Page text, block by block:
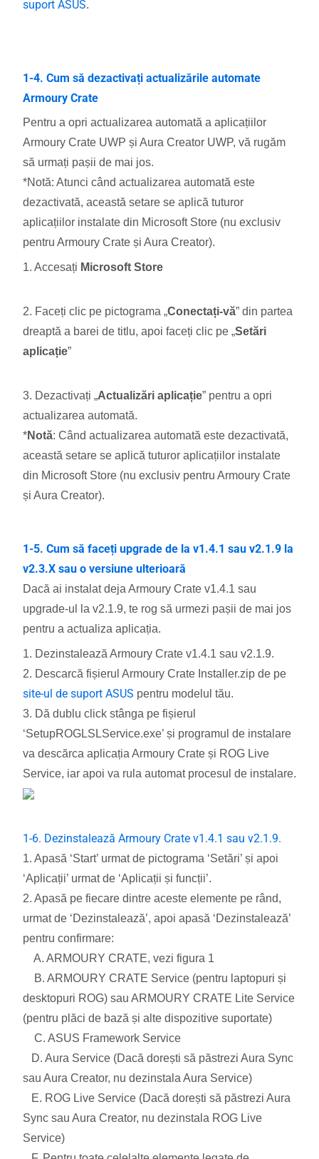
suport ASUS.
1-4. Cum să dezactivați actualizările automate
Armoury Crate
Pentru a opri actualizarea automată a aplicațiilor
Armoury Crate UWP și Aura Creator UWP, vă rugăm
să urmați pașii de mai jos.
*Notă: Atunci când actualizarea automată este
dezactivată, această setare se aplică tuturor
aplicațiilor instalate din Microsoft Store (nu exclusiv
pentru Armoury Crate și Aura Creator).
1. Accesați Microsoft Store
2. Faceți clic pe pictograma „Conectați-vă” din partea
dreaptă a barei de titlu, apoi faceți clic pe „Setări
aplicație”
3. Dezactivați „Actualizări aplicație” pentru a opri
actualizarea automată.
*Notă: Când actualizarea automată este dezactivată,
această setare se aplică tuturor aplicațiilor instalate
din Microsoft Store (nu exclusiv pentru Armoury Crate
și Aura Creator).
1-5. Cum să faceți upgrade de la v1.4.1 sau v2.1.9 la
v2.3.X sau o versiune ulterioară
Dacă ai instalat deja Armoury Crate v1.4.1 sau
upgrade-ul la v2.1.9, te rog să urmezi pașii de mai jos
pentru a actualiza aplicația.
1. Dezinstalează Armoury Crate v1.4.1 sau v2.1.9.
2. Descarcă fișierul Armoury Crate Installer.zip de pe
site-ul de suport ASUS pentru modelul tău.
3. Dă dublu click stânga pe fișierul
‘SetupROGLSLService.exe’ și programul de instalare
va descărca aplicația Armoury Crate și ROG Live
Service, iar apoi va rula automat procesul de instalare.
1-6. Dezinstalează Armoury Crate v1.4.1 sau v2.1.9.
1. Apasă ‘Start’ urmat de pictograma ‘Setări’ și apoi
‘Aplicații’ urmat de ‘Aplicații și funcții’.
2. Apasă pe fiecare dintre aceste elemente pe rând,
urmat de ‘Dezinstalează’, apoi apasă ‘Dezinstalează’
pentru confirmare:
A. ARMOURY CRATE, vezi figura 1
B. ARMOURY CRATE Service (pentru laptopuri și
desktopuri ROG) sau ARMOURY CRATE Lite Service
(pentru plăci de bază și alte dispozitive suportate)
C. ASUS Framework Service
D. Aura Service (Dacă dorești să păstrezi Aura Sync
sau Aura Creator, nu dezinstala Aura Service)
E. ROG Live Service (Dacă dorești să păstrezi Aura
Sync sau Aura Creator, nu dezinstala ROG Live
Service)